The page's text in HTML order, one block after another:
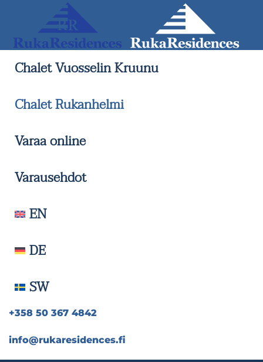
Skip
to
content
Chalet Vuosselin Kruunu
Chalet Rukanhelmi
Varaa online
Varausehdot
EN
DE
SW
+358 50 367 4842
info@rukaresidences.fi